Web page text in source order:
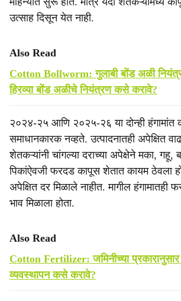
उत्साह दिसून येत नाही.
Also Read
Cotton Bollworm: गुलाबी बोंड अळी
हिरव्या बोंड अळीचे नियंत्रण कसे करावे?
२०२४-२५ आणि २०२५-२६ या दोन्ही हंगामांत
समाधानकारक नव्हते. उत्पादनातही अपेक्षित
शेतकऱ्यांनी चांगल्या दराच्या अपेक्षेने मका, गहू,
पिकांऐवजी फरदड कापूस शेतात कायम ठेवला
अपेक्षित दर मिळाले नाहीत. मागील हंगामातही
भाव मिळाला होता.
Also Read
Cotton Fertilizer: जमिनीच्या
व्यवस्थापन कसे करावे?